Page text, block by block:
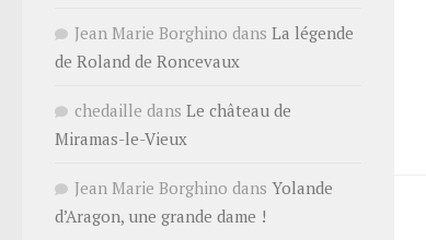
Jean Marie Borghino dans La légende
de Roland de Roncevaux
chedaille dans Le château de
Miramas-le-Vieux
Jean Marie Borghino dans Yolande
d’Aragon, une grande dame !